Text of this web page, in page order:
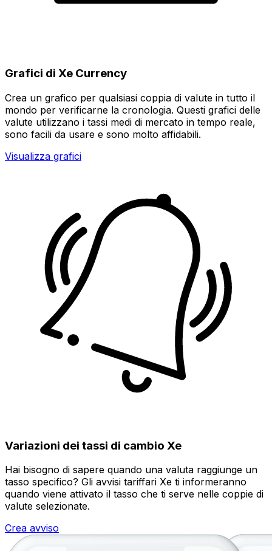
Grafici di Xe Currency
Crea un grafico per qualsiasi coppia di valute in tutto il
mondo per verificarne la cronologia. Questi grafici delle
valute utilizzano i tassi medi di mercato in tempo reale,
sono facili da usare e sono molto affidabili.
Visualizza grafici
Variazioni dei tassi di cambio Xe
Hai bisogno di sapere quando una valuta raggiunge un
tasso specifico? Gli avvisi tariffari Xe ti informeranno
quando viene attivato il tasso che ti serve nelle coppie di
valute selezionate.
Crea avviso